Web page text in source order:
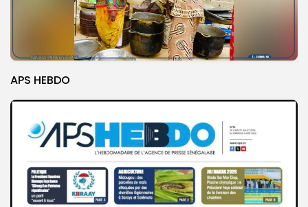
APS HEBDO